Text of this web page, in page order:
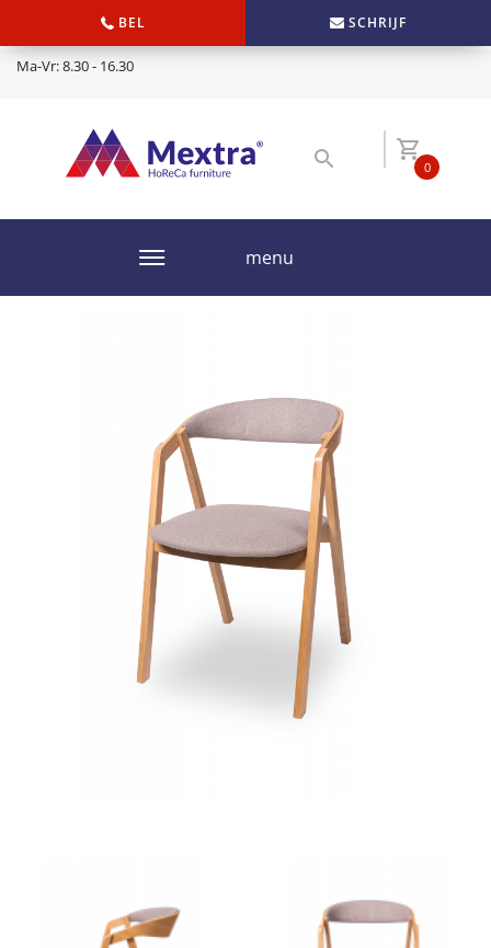
BEL SCHRIJF
Ma-Vr: 8.30 - 16.30
0
menu